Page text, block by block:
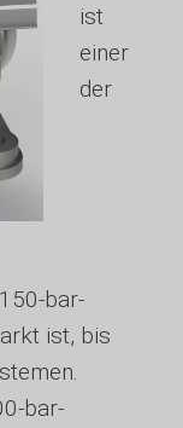
ist
einer
der
bar-
ist, bis
bar-